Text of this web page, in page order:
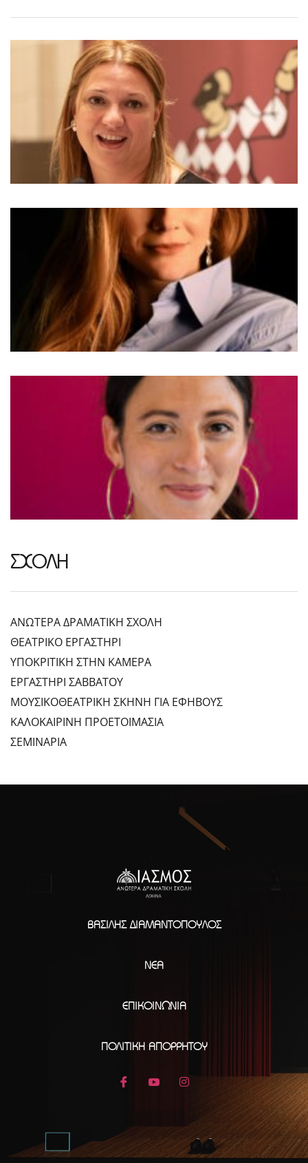
ΣΧΟΛΗ
ΑΝΩΤΕΡΑ ΔΡΑΜΑΤΙΚΗ ΣΧΟΛΗ
ΘΕΑΤΡΙΚΟ ΕΡΓΑΣΤΗΡΙ
ΥΠΟΚΡΙΤΙΚΗ ΣΤΗΝ ΚΑΜΕΡΑ
ΕΡΓΑΣΤΗΡΙ ΣΑΒΒΑΤΟΥ
ΜΟΥΣΙΚΟΘΕΑΤΡΙΚΗ ΣΚΗΝΗ ΓΙΑ ΕΦΗΒΟΥΣ
ΚΑΛΟΚΑΙΡΙΝΗ ΠΡΟΕΤΟΙΜΑΣΙΑ
ΣΕΜΙΝΑΡΙΑ
ΒΑΣΊΛΗΣ ΔΙΑΜΑΝΤΌΠΟΥΛΟΣ
ΝΈΑ
ΕΠΙΚΟΙΝΩΝΊΑ
ΠΟΛΙΤΙΚΉ ΑΠΟΡΡΉΤΟΥ